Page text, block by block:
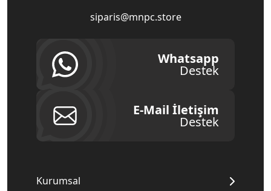
siparis@mnpc.store
Whatsapp
Destek
E-Mail İletişim
Destek
Kurumsal